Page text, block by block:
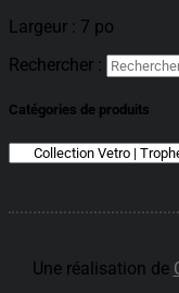
Largeur : 7 po
Rechercher :
Catégories de produits
Une réalisation de